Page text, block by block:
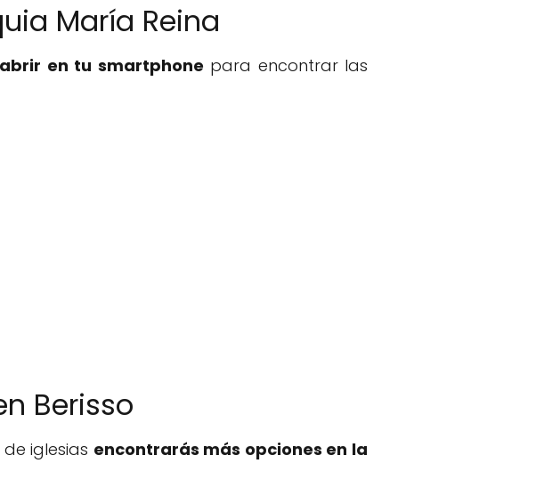
María Reina
en tu smartphone para encontrar las
Berisso
iglesias encontrarás más opciones en la